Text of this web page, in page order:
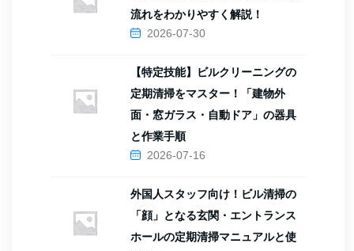
流れをわかりやすく解説！
2026-07-30
【特定技能】ビルクリーニングの
定期清掃をマスター！「建物外
面・窓ガラス・自動ドア」の器具
と作業手順
2026-07-16
外国人スタッフ向け！ビル清掃の
「顔」となる玄関・エントランス
ホールの定期清掃マニュアルと使